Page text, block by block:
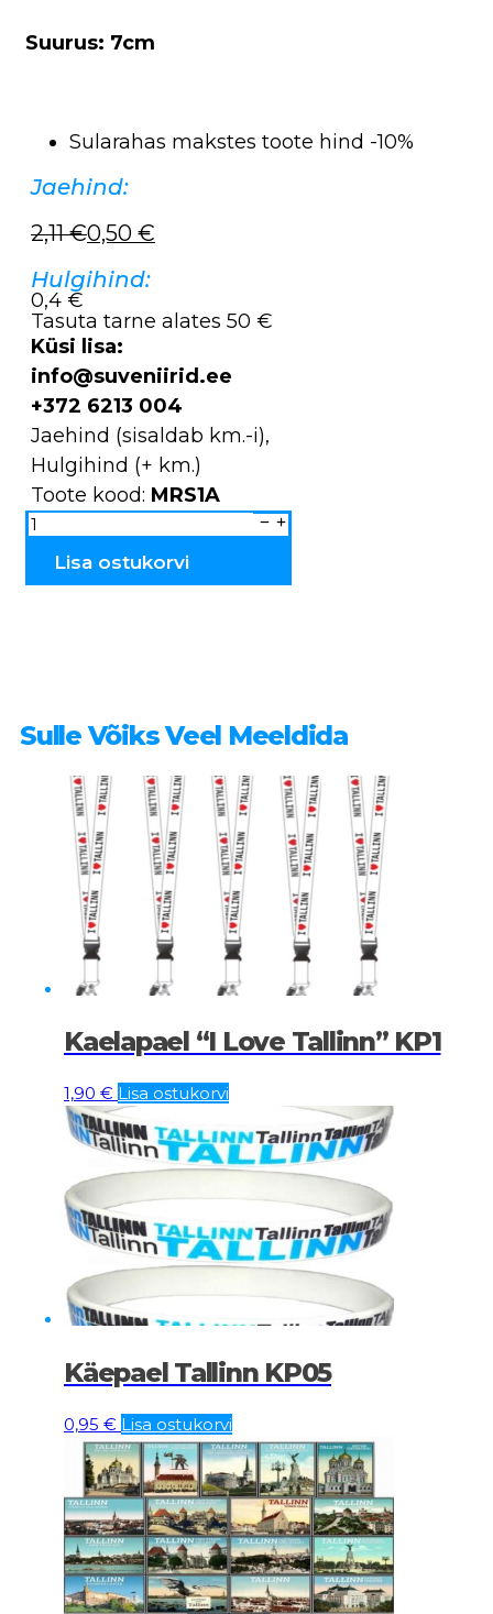
Suurus: 7cm
Sularahas makstes toote hind -10%
Jaehind:
2,11€
Algne
hind
oli:
2,11 €.
0,50 €
Current
price
is:
0,50 €.
Hulgihind:
0,4 €
Tasuta tarne alates 50 €
Küsi lisa:
info@suveniirid.ee
+372 6213 004
Jaehind (sisaldab km.-i),
Hulgihind (+ km.)
Toote kood: MRS1A
Magnet
kummist
MRS1A
Lisa ostukorvi
Sulle Võiks Veel Meeldida
Kaelapael “I Love Tallinn” KP1
1,90 € Lisa ostukorvi
Käepael Tallinn KP05
0,95 € Lisa ostukorvi